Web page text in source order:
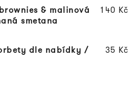
& malinová
smetana
140 Kč
dle nabídky /
35 Kč